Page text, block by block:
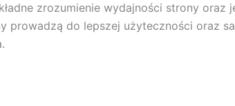
zrozumienie wydajności strony oraz
do lepszej użyteczności oraz